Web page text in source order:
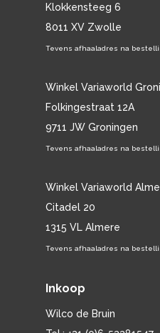
Klokkensteeg 6
8011 XV Zwolle
Tevens afhaaladres na
Winkel Variaworld
Folkingestraat 12A
9711 JW Groningen
Tevens afhaaladres na
Winkel Variaworld
Citadel 20
1315 VL Almere
Tevens afhaaladres na
Inkoop
Wilco de Bruin